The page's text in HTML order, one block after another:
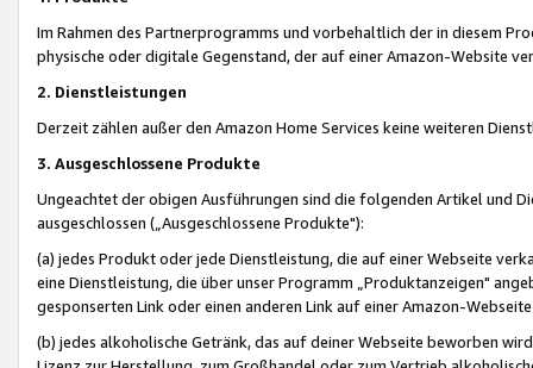
Im Rahmen des Partnerprogramms und vorbehaltlich der in diesem
physische oder digitale Gegenstand, der auf einer Amazon-Website
2. Dienstleistungen
Derzeit zählen außer den Amazon Home Services keine weiteren
3. Ausgeschlossene Produkte
Ungeachtet der obigen Ausführungen sind die folgenden Artikel und
ausgeschlossen („Ausgeschlossene Produkte"):
(a) jedes Produkt oder jede Dienstleistung, die auf einer Webseite
eine Dienstleistung, die über unser Programm „Produktanzeigen"
gesponserten Link oder einen anderen Link auf einer Amazon-
(b) jedes alkoholische Getränk, das auf deiner Webseite beworben